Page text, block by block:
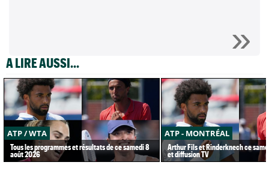
A LIRE AUSSI...
ATP / WTA
Tous les programmes et résultats de ce samedi 8
août 2026
ATP - MONTRÉAL
Arthur Fils et Rinderknech ce
et diffusion TV